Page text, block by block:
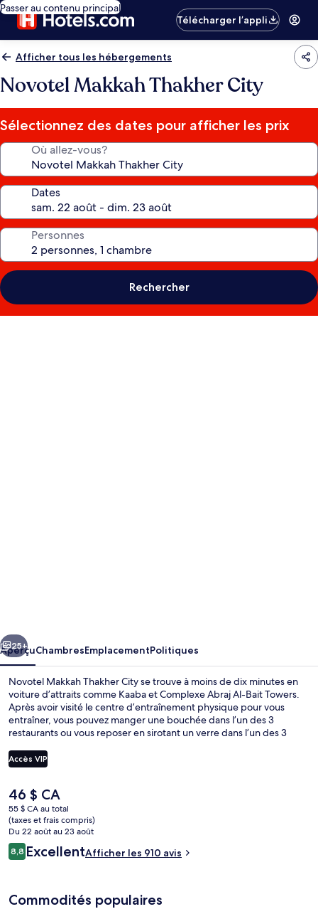
Passer au contenu principal
Télécharger l’appli
Afficher tous les hébergements
Novotel Makkah Thakher City
Sélectionnez des dates pour afficher les prix
Où allez-vous?
Dates
Personnes
Rechercher
City
Suivant
25+
AperçuChambresEmplacementPolitiques
Novotel Makkah Thakher City se trouve à moins de dix minutes en
voiture d’attraits comme Kaaba et Complexe Abraj Al-Bait Towers.
Après avoir visité le centre d’entraînement physique pour vous
entraîner, vous pouvez manger une bouchée dans l’un des 3
restaurants ou vous reposer en sirotant un verre dans l’un des 3
trouvent à courte distance en voiture. Les autres voyageurs adorent
le personnel serviable.
Accès VIP
Le
prix
actuel
est
de 46 $ CA
46 $ CA
55 $ CA au total
(taxes et frais compris)
Du 22 août au 23 août
Avis
8,88,8 sur 10 –
ExcellentAfficher les 910 avis
Commodités populaires